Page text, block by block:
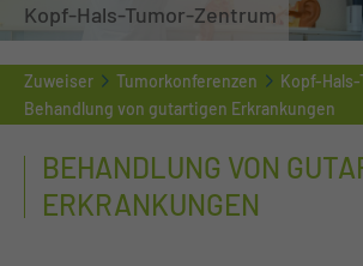
Kopf-Hals-Tumor-Zentrum
Zuweiser Tumorkonferenzen
Kopf-
Behandlung von gutartigen Erkrankungen
BEHANDLUNG VON
ERKRANKUNGEN